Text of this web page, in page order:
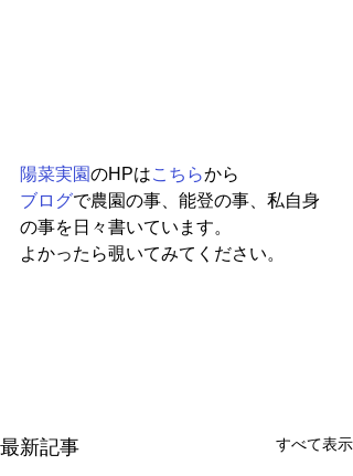
陽菜実園のHPはこちらから
ブログで農園の事、能登の事、私自身
の事を日々書いています。
よかったら覗いてみてください。
最新記事 すべて表示